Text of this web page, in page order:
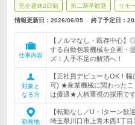
完全週休2日制 第二新卒歓迎 リモ
情報更新日：2026/06/05 終了予定日：
仕事内容
【ノルマなし・既存中心
する自動包装機械を企画・
ズ！人手不足の解消へ！
対象と
なる方
【正社員デビューもOK！
可) ★産業機械に関わったこ
は優遇★人柄重視の採用で
勤務地
【転勤なし／U・Iターン歓
埼玉県川口市上青木西1丁目